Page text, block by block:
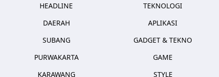
HEADLINE
DAERAH
SUBANG
PURWAKARTA
KARAWANG
TEKNOLOGI
APLIKASI
GADGET & TEKNO
GAME
STYLE